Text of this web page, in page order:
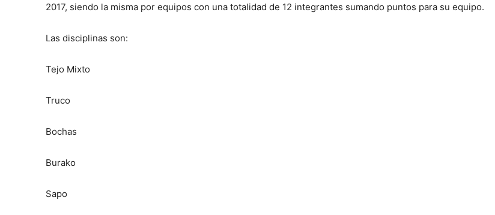
2017, siendo la misma por equipos con una totalidad de 12 integrantes sumando puntos para su equipo.
Las disciplinas son:
Tejo Mixto
Truco
Bochas
Burako
Sapo